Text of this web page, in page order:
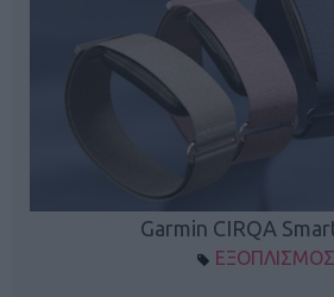
Garmin CIRQA
ΕΞΟΠΛΙΣΜΟΣ